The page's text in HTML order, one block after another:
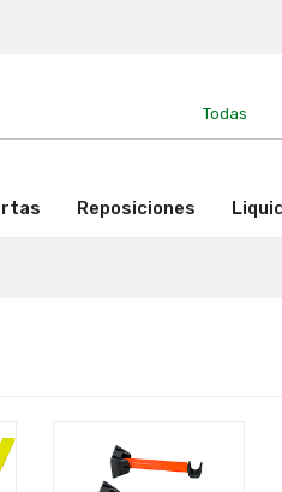
Reposiciones